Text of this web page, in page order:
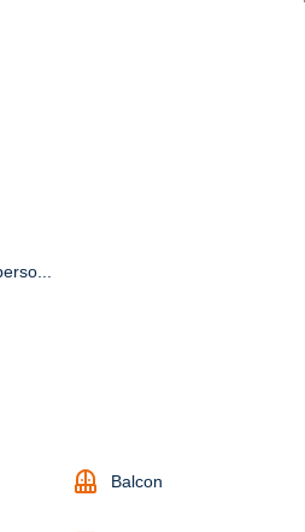
balcony Balcon